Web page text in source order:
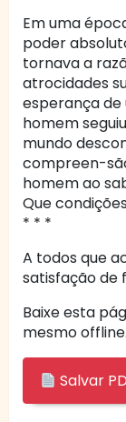
Em uma
poder
tornava a
atrocidades
esperança de
homem
mundo
compreen-
homem ao
Que
* * *
A todos que
satisfação de
Baixe esta
mesmo offline.
Salvar